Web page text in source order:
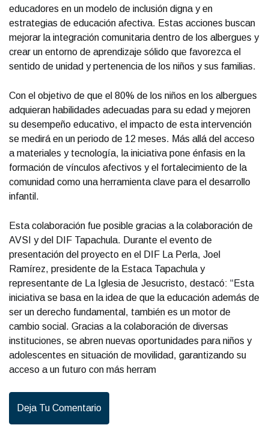
educadores en un modelo de inclusión digna y en
estrategias de educación afectiva. Estas acciones buscan
mejorar la integración comunitaria dentro de los albergues y
crear un entorno de aprendizaje sólido que favorezca el
sentido de unidad y pertenencia de los niños y sus familias.
Con el objetivo de que el 80% de los niños en los albergues
adquieran habilidades adecuadas para su edad y mejoren
su desempeño educativo, el impacto de esta intervención
se medirá en un periodo de 12 meses. Más allá del acceso
a materiales y tecnología, la iniciativa pone énfasis en la
formación de vínculos afectivos y el fortalecimiento de la
comunidad como una herramienta clave para el desarrollo
infantil.
Esta colaboración fue posible gracias a la colaboración de
AVSI y del DIF Tapachula. Durante el evento de
presentación del proyecto en el DIF La Perla, Joel
Ramírez, presidente de la Estaca Tapachula y
representante de La Iglesia de Jesucristo, destacó: “Esta
iniciativa se basa en la idea de que la educación además de
ser un derecho fundamental, también es un motor de
cambio social. Gracias a la colaboración de diversas
instituciones, se abren nuevas oportunidades para niños y
adolescentes en situación de movilidad, garantizando su
acceso a un futuro con más herram
Deja Tu Comentario